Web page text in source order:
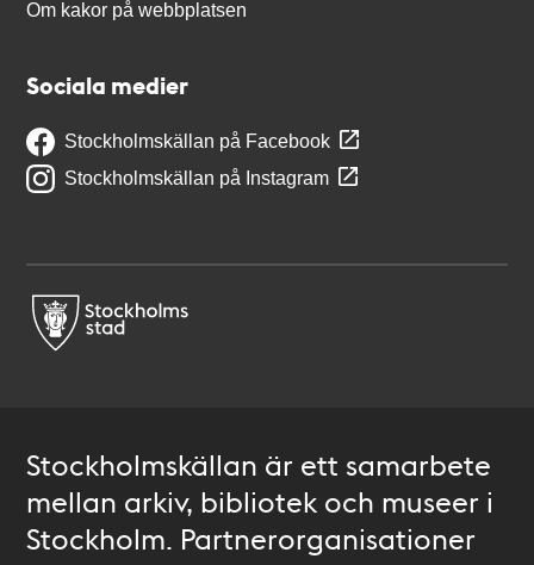
Om kakor på webbplatsen
Sociala medier
Stockholmskällan på Facebook
Stockholmskällan på Instagram
Stockholmskällan är ett samarbete
mellan arkiv, bibliotek och museer i
Stockholm. Partnerorganisationer